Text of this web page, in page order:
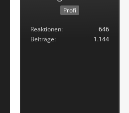
Profi
Reaktionen
646
Beiträge
1.144